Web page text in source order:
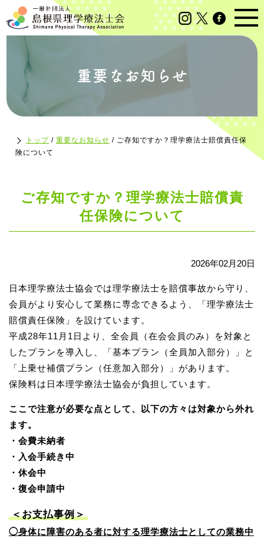
重要なお知らせ
トップ /重要なお知らせ / ご存知ですか？理学療法士賠償責任保
険について
ご存知ですか？理学療法士賠償責
任保険について
2026年02月20日
日本理学療法士協会では理学療法士を賠償事故から守り、
会員がより安心して業務に専念できるよう、「理学療法士
賠償責任保険」を設けています。
平成28年11月1日より、全会員（在会会員のみ）を対象と
したプランを導入し、「基本プラン（全員加入部分）」と
「上乗せ補償プラン（任意加入部分）」があります。
保険料は日本理学療法士協会が負担しています。
ここで注意が必要な点として、以下の方々は対象から外れ
ます。
・会費未納者
・入会手続き中
・休会中
・復会申請中
＜お支払事例＞
◯身体に障害のある者に対する理学療法士としての業務中